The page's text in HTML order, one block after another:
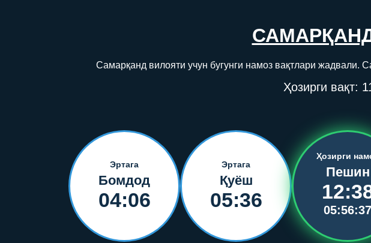
Самарқанд вилояти учун бугунги намоз вақтлари
Ҳозирги вақт:
Эртага
Бомдод
04:06
Эртага
Қуёш
05:36
Ҳозирги
Пешин
05:56:36